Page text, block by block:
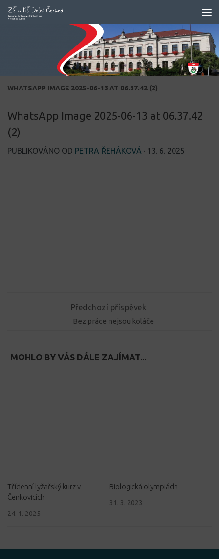
Skip to content
WHATSAPP IMAGE 2025-06-13 AT 06.37.42 (2)
WhatsApp Image 2025-06-13 at 06.37.42
(2)
PUBLIKOVÁNO OD PETRA ŘEHÁKOVÁ · 13. 6. 2025
Předchozí příspěvek
Bez práce nejsou koláče
MOHLO BY VÁS DÁLE ZAJÍMAT...
Třídenní lyžařský kurz v
Čenkovicích
24. 1. 2025
Biologická olympiáda
31. 3. 2023